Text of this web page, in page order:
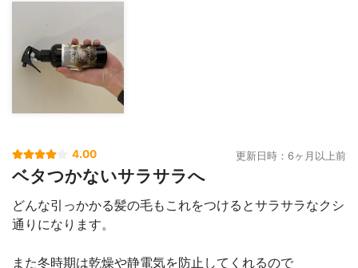
4.00 更新日時：6ヶ月以上前
ベタつかないサラサラへ
どんな引っかかる髪の毛もこれをつけるとサラサラなクシ
通りになります。
また冬時期は乾燥や静電気を防止してくれるので